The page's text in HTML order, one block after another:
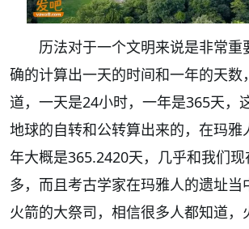
历法对于一个文明来说是非常重
确的计算出一天的时间和一年的天数
道，一天是24小时，一年是365天，
地球的自转和公转算出来的，在玛雅
年大概是365.2420天，几乎和我们
多，而且考古学家在玛雅人的遗址当
火箭的大祭司，相信很多人都知道，